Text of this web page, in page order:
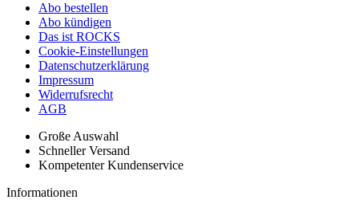
Abo bestellen
Abo kündigen
Das ist ROCKS
Cookie-Einstellungen
Datenschutzerklärung
Impressum
Widerrufsrecht
AGB
Große Auswahl
Schneller Versand
Kompetenter Kundenservice
Informationen